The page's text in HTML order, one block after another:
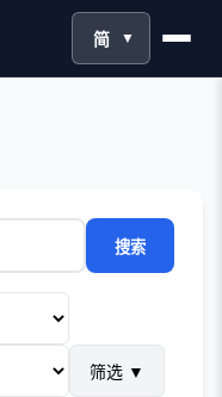
简 ▼
搜索
筛选 ▼